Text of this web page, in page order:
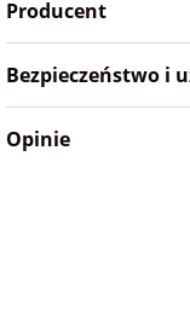
na Wielkanoc
na wieczór
panieński
Producent
Bezpieczeństwo i
Opinie